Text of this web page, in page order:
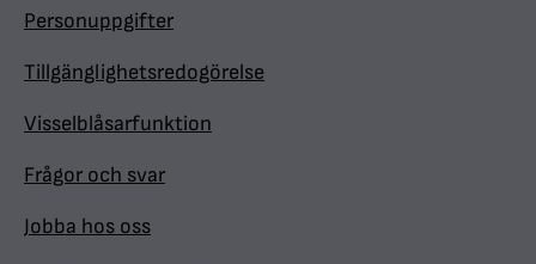
Personuppgifter
Tillgänglighetsredogörelse
Visselblåsarfunktion
Frågor och svar
Jobba hos oss